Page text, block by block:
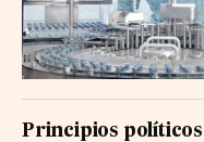
Principios